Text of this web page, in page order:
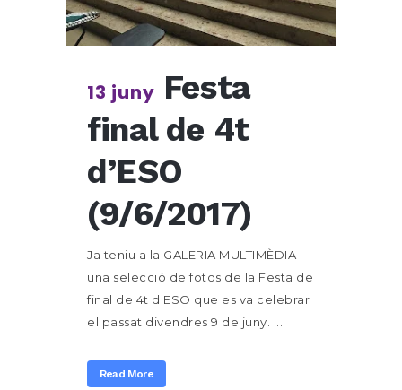
13 juny Festa
final de 4t
d’ESO
(9/6/2017)
Ja teniu a la GALERIA MULTIMÈDIA
una selecció de fotos de la Festa de
final de 4t d'ESO que es va celebrar
el passat divendres 9 de juny. ...
Read More